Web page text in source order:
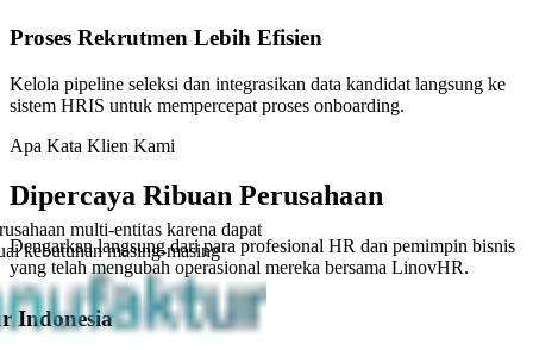
Proses Rekrutmen Lebih Efisien
Kelola pipeline seleksi dan integrasikan data kandidat langsung ke
sistem HRIS untuk mempercepat proses onboarding.
Apa Kata Klien Kami
Dipercaya Ribuan Perusahaan
Dengarkan langsung dari para profesional HR dan pemimpin bisnis
yang telah mengubah operasional mereka bersama LinovHR.
multi-entitas karena dapat
kebutuhan masing-masing
Indonesia